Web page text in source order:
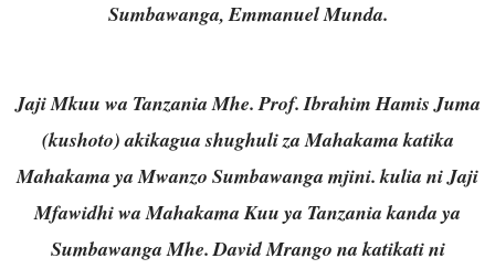
Sumbawanga, Emmanuel Munda.
Jaji Mkuu wa Tanzania Mhe. Prof. Ibrahim Hamis Juma
(kushoto) akikagua shughuli za Mahakama katika
Mahakama ya Mwanzo Sumbawanga mjini. kulia ni Jaji
Mfawidhi wa Mahakama Kuu ya Tanzania kanda ya
Sumbawanga Mhe. David Mrango na katikati ni